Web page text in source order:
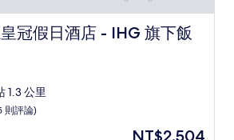
冠假日酒店 - IHG 旗下飯
假日酒店 - IHG 旗下飯店
1.3 公里
則評論)
現
NT$2,504